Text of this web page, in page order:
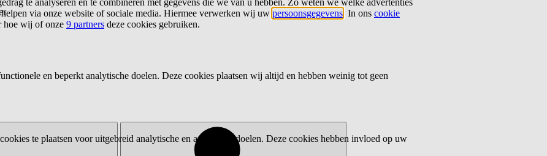
via onze website of sociale media. Hiermee verwerken wij uw persoonsgegevens . In ons cookie
hoe wij of onze 9 partners deze cookies gebruiken.
en beperkt analytische doelen. Deze cookies plaatsen wij altijd en hebben weinig tot geen
te plaatsen voor uitgebreid analytische en advertentiedoelen. Deze cookies hebben invloed op uw